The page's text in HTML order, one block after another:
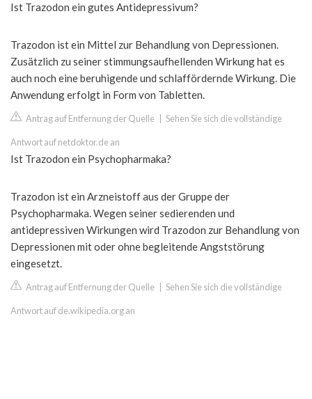
Ist Trazodon ein gutes Antidepressivum?
Trazodon ist ein Mittel zur Behandlung von Depressionen.
Zusätzlich zu seiner stimmungsaufhellenden Wirkung hat es
auch noch eine beruhigende und schlaffördernde Wirkung. Die
Anwendung erfolgt in Form von Tabletten.
Antrag auf Entfernung der Quelle Sehen Sie sich die vollständige
Antwort auf netdoktor.de an
Ist Trazodon ein Psychopharmaka?
Trazodon ist ein Arzneistoff aus der Gruppe der
Psychopharmaka. Wegen seiner sedierenden und
antidepressiven Wirkungen wird Trazodon zur Behandlung von
Depressionen mit oder ohne begleitende Angststörung
eingesetzt.
Antrag auf Entfernung der Quelle Sehen Sie sich die vollständige
Antwort auf de.wikipedia.org an